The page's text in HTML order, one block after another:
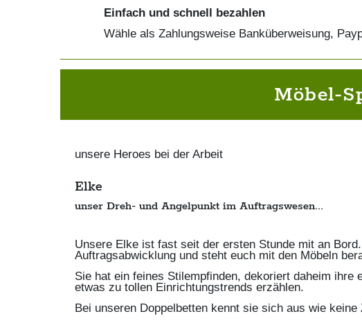
Einfach und schnell bezahlen
Wähle als Zahlungsweise Banküberweisung,
Möbel-
unsere Heroes bei der Arbeit
Elke
unser Dreh- und Angelpunkt im Auftragswesen...
Unsere Elke ist fast seit der ersten Stunde mit an
Auftragsabwicklung und steht euch mit den Möbeln
Sie hat ein feines Stilempfinden, dekoriert daheim ihre
etwas zu tollen Einrichtungstrends erzählen.
Bei unseren Doppelbetten kennt sie sich aus wie keine